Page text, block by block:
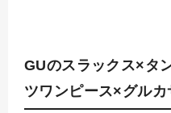
GUのスラックス×タ
ツワンピース×グルカ